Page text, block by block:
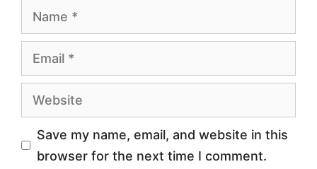
Name
Email
Website
Save my name, email, and website in this
browser for the next time I comment.